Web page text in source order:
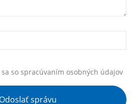
so spracúvaním osobných údajov
Odoslať správu